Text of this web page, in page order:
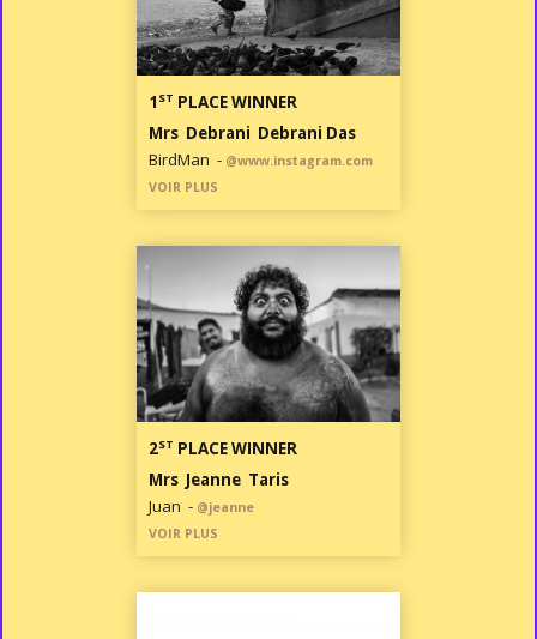
1 ST PLACE WINNER
Mrs Debrani Debrani Das
BirdMan - @www.instagram.com
VOIR PLUS
2ST PLACE WINNER
Mrs Jeanne Taris
Juan - @jeanne
VOIR PLUS